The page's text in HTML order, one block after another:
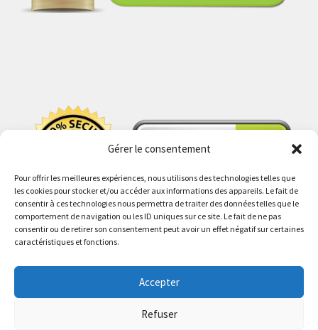
Gérer le consentement
Pour offrir les meilleures expériences, nous utilisons des technologies telles que
les cookies pour stocker et/ou accéder aux informations des appareils. Le fait de
consentir à ces technologies nous permettra de traiter des données telles que le
comportement de navigation ou les ID uniques sur ce site. Le fait de ne pas
consentir ou de retirer son consentement peut avoir un effet négatif sur certaines
caractéristiques et fonctions.
Accepter
Refuser
© PokeShop 2026
Politique de confidentialité
Built with WooCommerce